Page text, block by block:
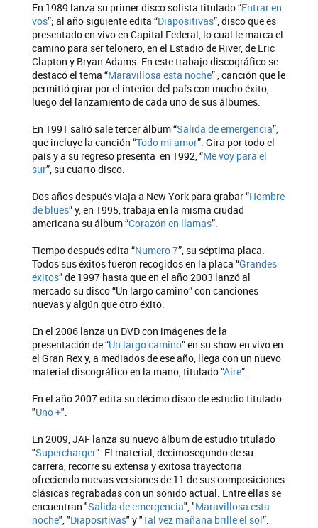
En 1989 lanza su primer disco solista titulado “Entrar en
vos”; al año siguiente edita “Diapositivas”, disco que es
presentado en vivo en Capital Federal, lo cual le marca el
camino para ser telonero, en el Estadio de River, de Eric
Clapton y Bryan Adams. En este trabajo discográfico se
destacó el tema “Maravillosa esta noche” , canción que le
permitió girar por el interior del país con mucho éxito,
luego del lanzamiento de cada uno de sus álbumes.
En 1991 salió sale tercer álbum “Salida de emergencia”,
que incluye la canción “Todo mi amor”. Gira por todo el
país y a su regreso presenta en 1992, “Me voy para el
sur”, su cuarto disco.
Dos años después viaja a New York para grabar “Hombre
de blues” y, en 1995, trabaja en la misma ciudad
americana su álbum “Corazón en llamas”.
Tiempo después edita “Numero 7”, su séptima placa.
Todos sus éxitos fueron recogidos en la placa “Grandes
éxitos” de 1997 hasta que en el año 2003 lanzó al
mercado su disco “Un largo camino” con canciones
nuevas y algún que otro éxito.
En el 2006 lanza un DVD con imágenes de la
presentación de “Un largo camino” en su show en vivo en
el Gran Rex y, a mediados de ese año, llega con un nuevo
material discográfico en la mano, titulado “Aire”.
En el año 2007 edita su décimo disco de estudio titulado
"Uno +".
En 2009, JAF lanza su nuevo álbum de estudio titulado
"Supercharger”. El material, decimosegundo de su
carrera, recorre su extensa y exitosa trayectoria
ofreciendo nuevas versiones de 11 de sus composiciones
clásicas regrabadas con un sonido actual. Entre ellas se
encuentran "Salida de emergencia", "Maravillosa esta
noche", "Diapositivas" y "Tal vez mañana brille el sol”.